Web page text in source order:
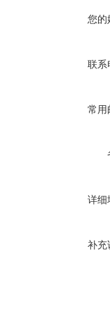
您的
联系
常用
详细
补充